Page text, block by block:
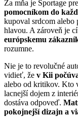
Za mňa je Sportage
pomocníkom do
kupoval srdcom alebo
hlavou. A zároveň je
európskemu
rozumne.
Nie je to revolučné
vidieť, že v Kii
alebo od kritikov. Kto
lacnejší dojem z
dostáva odpoveď.
pokojnejší dizajn a